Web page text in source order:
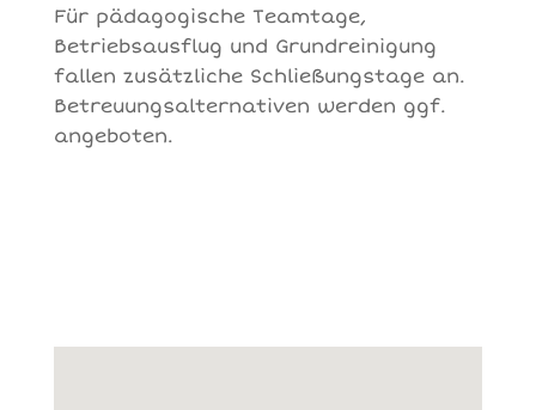
Für pädagogische Teamtage,
Betriebsausflug und Grundreinigung
fallen zusätzliche Schließungstage an.
Betreuungsalternativen werden ggf.
angeboten.